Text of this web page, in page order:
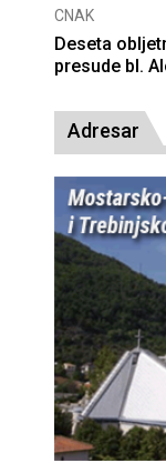
CNAK
Deseta
presude bl.
Adresar